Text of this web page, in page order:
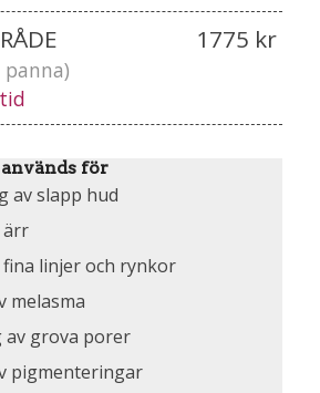
1775 kr
för
av slapp hud
ärr
linjer och rynkor
melasma
av grova porer
pigmenteringar